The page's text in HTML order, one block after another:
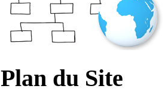
Plan du Site